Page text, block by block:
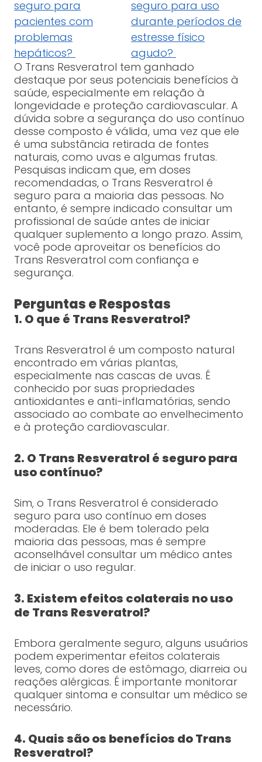
seguro para
pacientes com
problemas
hepáticos?
seguro para uso
durante períodos de
estresse físico
agudo?
O Trans Resveratrol tem ganhado
destaque por seus potenciais benefícios à
saúde, especialmente em relação à
longevidade e proteção cardiovascular. A
dúvida sobre a segurança do uso contínuo
desse composto é válida, uma vez que ele
é uma substância retirada de fontes
naturais, como uvas e algumas frutas.
Pesquisas indicam que, em doses
recomendadas, o Trans Resveratrol é
seguro para a maioria das pessoas. No
entanto, é sempre indicado consultar um
profissional de saúde antes de iniciar
qualquer suplemento a longo prazo. Assim,
você pode aproveitar os benefícios do
Trans Resveratrol com confiança e
segurança.
Perguntas e Respostas
1. O que é Trans Resveratrol?
Trans Resveratrol é um composto natural
encontrado em várias plantas,
especialmente nas cascas de uvas. É
conhecido por suas propriedades
antioxidantes e anti-inflamatórias, sendo
associado ao combate ao envelhecimento
e à proteção cardiovascular.
2. O Trans Resveratrol é seguro para
uso contínuo?
Sim, o Trans Resveratrol é considerado
seguro para uso contínuo em doses
moderadas. Ele é bem tolerado pela
maioria das pessoas, mas é sempre
aconselhável consultar um médico antes
de iniciar o uso regular.
3. Existem efeitos colaterais no uso
de Trans Resveratrol?
Embora geralmente seguro, alguns usuários
podem experimentar efeitos colaterais
leves, como dores de estômago, diarreia ou
reações alérgicas. É importante monitorar
qualquer sintoma e consultar um médico se
necessário.
4. Quais são os benefícios do Trans
Resveratrol?